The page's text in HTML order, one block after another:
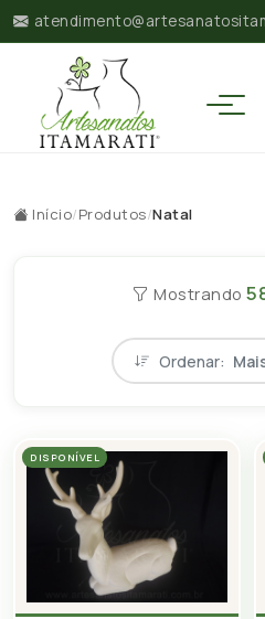
Início/Produtos/Natal
Mostrando
Ordenar:
DISPONÍVEL